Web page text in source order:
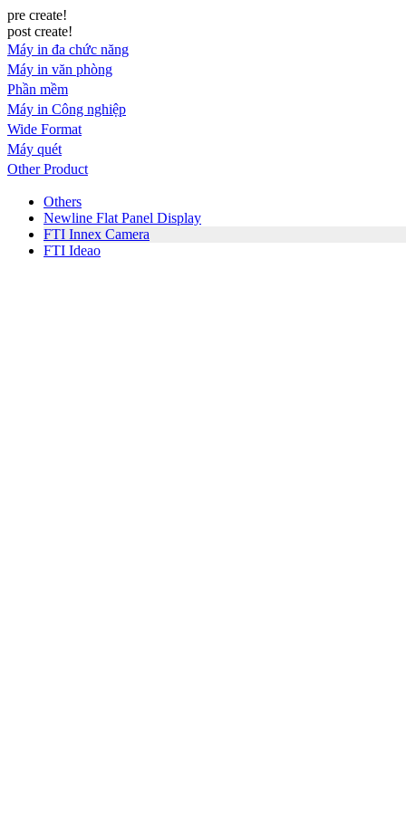
pre create!
post create!
Máy in đa chức năng
Máy in văn phòng
Phần mềm
Máy in Công nghiệp
Wide Format
Máy quét
Other Product
Others
Newline Flat Panel Display
FTI Innex Camera
FTI Ideao